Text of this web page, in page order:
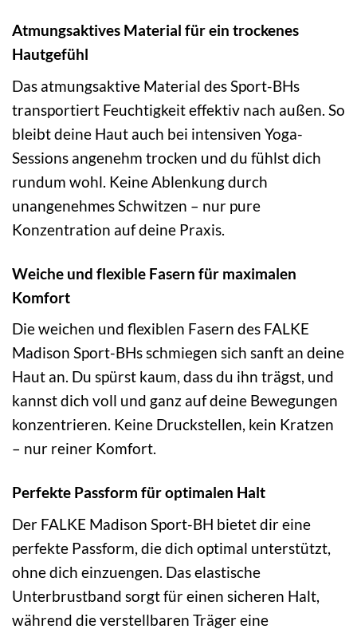
Atmungsaktives Material für ein trockenes
Hautgefühl
Das atmungsaktive Material des Sport-BHs
transportiert Feuchtigkeit effektiv nach außen. So
bleibt deine Haut auch bei intensiven Yoga-
Sessions angenehm trocken und du fühlst dich
rundum wohl. Keine Ablenkung durch
unangenehmes Schwitzen – nur pure
Konzentration auf deine Praxis.
Weiche und flexible Fasern für maximalen
Komfort
Die weichen und flexiblen Fasern des FALKE
Madison Sport-BHs schmiegen sich sanft an deine
Haut an. Du spürst kaum, dass du ihn trägst, und
kannst dich voll und ganz auf deine Bewegungen
konzentrieren. Keine Druckstellen, kein Kratzen
– nur reiner Komfort.
Perfekte Passform für optimalen Halt
Der FALKE Madison Sport-BH bietet dir eine
perfekte Passform, die dich optimal unterstützt,
ohne dich einzuengen. Das elastische
Unterbrustband sorgt für einen sicheren Halt,
während die verstellbaren Träger eine